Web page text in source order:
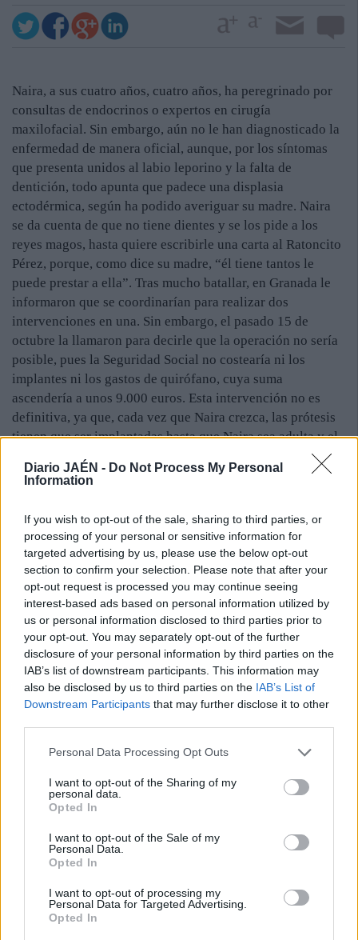
Diario JAÉN - Do Not Process My Personal
Information
If you wish to opt-out of the sale, sharing to third parties, or
processing of your personal or sensitive information for
targeted advertising by us, please use the below opt-out
section to confirm your selection. Please note that after your
opt-out request is processed you may continue seeing
interest-based ads based on personal information utilized by
us or personal information disclosed to third parties prior to
your opt-out. You may separately opt-out of the further
disclosure of your personal information by third parties on the
IAB’s list of downstream participants. This information may
also be disclosed by us to third parties on the IAB’s List of
Downstream Participants that may further disclose it to other
Personal Data Processing Opt Outs
I want to opt-out of the Sharing of my
personal data.
Opted In
I want to opt-out of the Sale of my
Personal Data.
Opted In
I want to opt-out of processing my
Personal Data for Targeted Advertising.
Opted In
Naira, a sus cuatro años, cuatro años, ha peregrinado por
consultas de endocrinos o expertos en cirugía
maxilofacial. Sin embargo, aún no le han diagnosticado la
enfermedad de manera oficial, aunque, por los síntomas
que presenta unidos al labio leporino y la falta de
dentición, todo apunta que padece una displasia
ectodérmica, según ha podido averiguar su madre. Naira
se da cuenta de que no tiene dientes y se los pide a los
reyes magos, hasta quiere escribirle una carta al Ratoncito
Pérez, porque, como dice su madre, “él tiene tantos le
puede prestar a ella”. Tras mucho batallar, en Granada le
informaron que se coordinarían para realizar dos
intervenciones en una. Sin embargo, el pasado 15 de
octubre la llamaron para decirle que la operación no sería
posible, pues la Seguridad Social no costearía ni los
implantes ni los gastos de quirófano, cuya suma
ascendería a unos 9.000 euros. Esta intervención no es
definitiva, ya que, cada vez que Naira crezca, las prótesis
tienen que ser implantadas hasta que Naira sea adulta y el
coloquen unos implantes definitivos. Y no es una cuestión
de estética, es necesaria para que Naira pueda comer,
comenzara a presentar signos de vejez prematura, ya que
ésta crecerá pero su boca no. Por todo ello, la madre pide
ayuda para Naira, y tras las muestras de apoyo recibidas
en Facebook, ha abierto la cuenta ES68-2100-2506-51-
0110577169, de La Caixa, para recaudar fondos. Sin
embargo, su objetivo es lograr que la Seguridad Social
corra con los gastos de este tipo de operaciones.